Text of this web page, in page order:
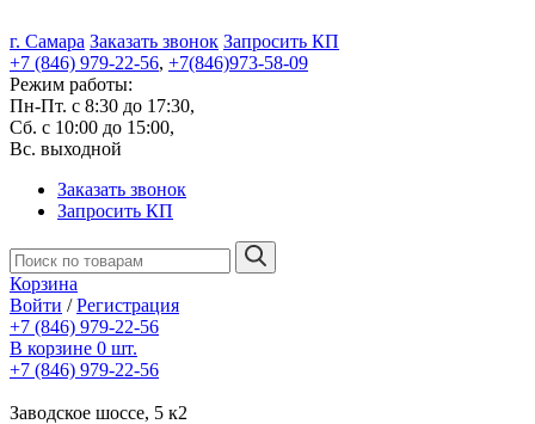
г. Самара Заказать звонок Запросить КП
+7 (846) 979-22-56, +7(846)973-58-09
Режим работы:
Пн-Пт. с 8:30 до 17:30,
Сб. с 10:00 до 15:00,
Вс. выходной
Заказать звонок
Запросить КП
Корзина
Войти /Регистрация
+7 (846) 979-22-56
В корзине 0 шт.
+7 (846) 979-22-56
Заводское шоссе, 5 к2